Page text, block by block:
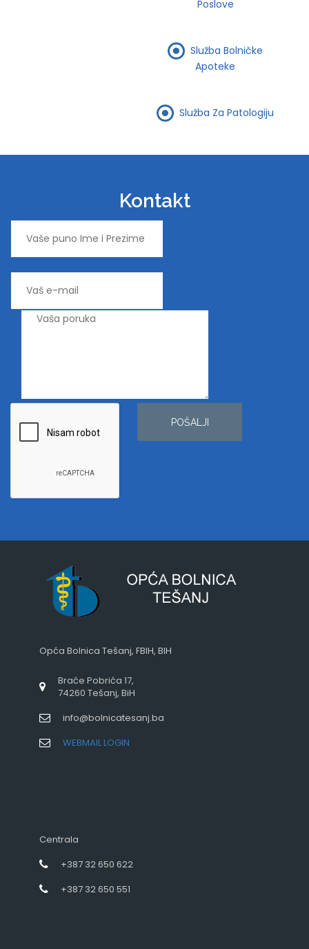
Poslove
Služba Bolničke
Apoteke
Služba Za Patologiju
Kontakt
POŠALJI
Opća Bolnica Tešanj, FBIH, BIH
Braće Pobrića 17,
74260 Tešanj, BiH
info@bolnicatesanj.ba
WEBMAIL LOGIN
Centrala
+387 32 650 622
+387 32 650 551